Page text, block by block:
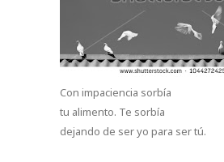
Con impaciencia sorbía
tu alimento. Te sorbía
dejando de ser yo para ser tú.